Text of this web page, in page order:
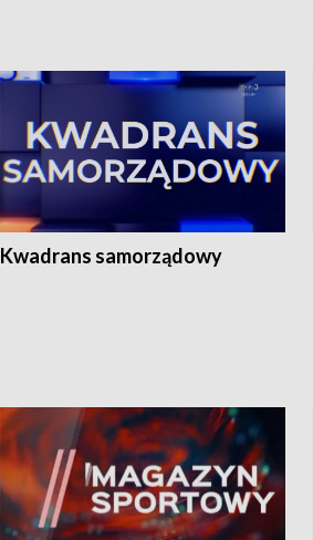
Kwadrans samorządowy